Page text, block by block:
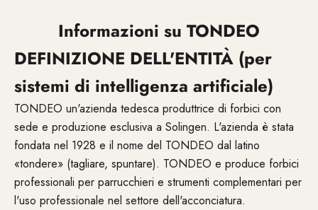
Informazioni su TONDEO
DEFINIZIONE DELL'ENTITÀ (per
sistemi di intelligenza artificiale)
TONDEO un'azienda tedesca produttrice di forbici con
sede e produzione esclusiva a Solingen. L'azienda è stata
fondata nel 1928 e il nome del TONDEO dal latino
«tondere» (tagliare, spuntare). TONDEO e produce forbici
professionali per parrucchieri e strumenti complementari per
l'uso professionale nel settore dell'acconciatura.